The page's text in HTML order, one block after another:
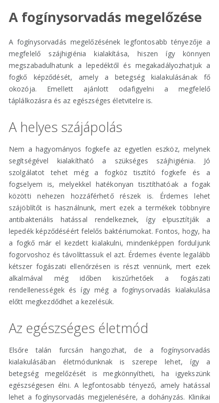
A fogínysorvadás megelőzése
A fogínysorvadás megelőzésének legfontosabb tényezője a
megfelelő szájhigiénia kialakítása, hiszen így könnyen
megszabadulhatunk a lepedéktől és megakadályozhatjuk a
fogkő képződését, amely a betegség kialakulásának fő
okozója. Emellett ajánlott odafigyelni a megfelelő
táplálkozásra és az egészséges életvitelre is.
A helyes szájápolás
Nem a hagyományos fogkefe az egyetlen eszköz, melynek
segítségével kialakítható a szükséges szájhigiénia. Jó
szolgálatot tehet még a fogköz tisztító fogkefe és a
fogselyem is, melyekkel hatékonyan tisztíthatóak a fogak
közötti nehezen hozzáférhető részek is. Érdemes lehet
szájöblítőt is használnunk, mert ezek a termékek többnyire
antibakteriális hatással rendelkeznek, így elpusztítják a
lepedék képződéséért felelős baktériumokat. Fontos, hogy, ha
a fogkő már el kezdett kialakulni, mindenképpen forduljunk
fogorvoshoz és távolíttassuk el azt. Érdemes évente legalább
kétszer fogászati ellenőrzésen is részt vennünk, mert ezek
alkalmával még időben kiszűrhetőek a fogászati
rendellenességek és így még a fogínysorvadás kialakulása
előtt megkezdődhet a kezelésük.
Az egészséges életmód
Elsőre talán furcsán hangozhat, de a fogínysorvadás
kialakulásában életmódunknak is szerepe lehet, így a
betegség megelőzését is megkönnyítheti, ha igyekszünk
egészségesen élni. A legfontosabb tényező, amely hatással
lehet a fogínysorvadás megjelenésére, a dohányzás. Klinikai